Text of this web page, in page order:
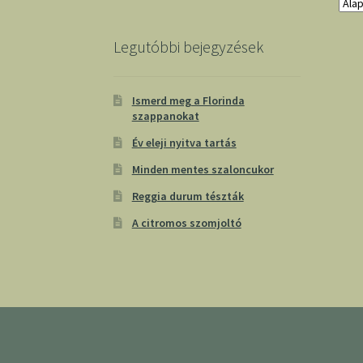
Legutóbbi bejegyzések
Ismerd meg a Florinda
szappanokat
Év eleji nyitva tartás
Minden mentes szaloncukor
Reggia durum tészták
A citromos szomjoltó